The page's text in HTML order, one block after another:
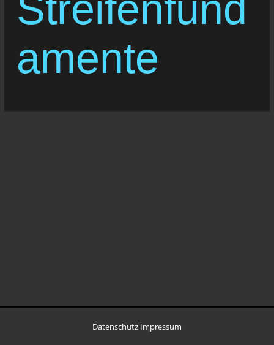
amente
Datenschutz Impressum